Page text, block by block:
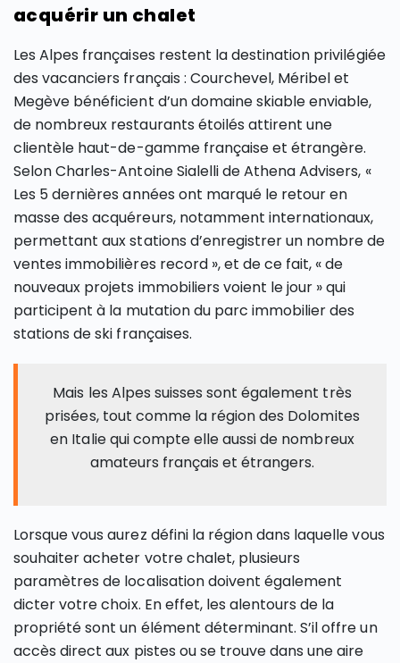
acquérir un chalet
Les Alpes françaises restent la destination privilégiée
des vacanciers français : Courchevel, Méribel et
Megève bénéficient d’un domaine skiable enviable,
de nombreux restaurants étoilés attirent une
clientèle haut-de-gamme française et étrangère.
Selon Charles-Antoine Sialelli de Athena Advisers, «
Les 5 dernières années ont marqué le retour en
masse des acquéreurs, notamment internationaux,
permettant aux stations d’enregistrer un nombre de
ventes immobilières record », et de ce fait, « de
nouveaux projets immobiliers voient le jour » qui
participent à la mutation du parc immobilier des
stations de ski françaises.
Mais les Alpes suisses sont également très
prisées, tout comme la région des Dolomites
en Italie qui compte elle aussi de nombreux
amateurs français et étrangers.
Lorsque vous aurez défini la région dans laquelle vous
souhaiter acheter votre chalet, plusieurs
paramètres de localisation doivent également
dicter votre choix. En effet, les alentours de la
propriété sont un élément déterminant. S’il offre un
accès direct aux pistes ou se trouve dans une aire